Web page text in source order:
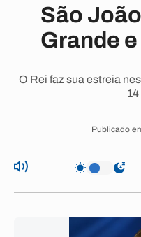
São
Grande
O Rei faz sua estreia
Publicado